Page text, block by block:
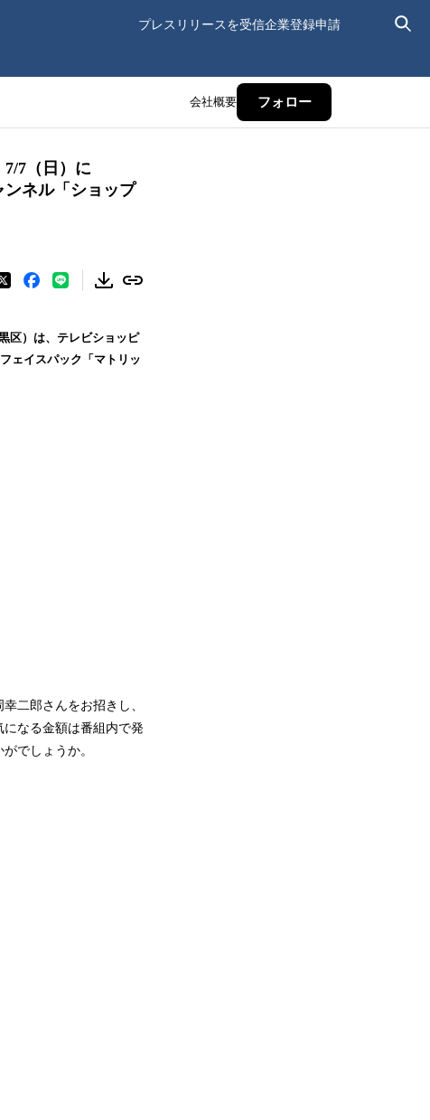
プレスリリースを受信企業登録申請
会社概要 フォロー
7（日）に
ンネル「ショップ
区）は、テレビショッピ
ェイスパック「マトリッ
二郎さんをお招きし、
なる金額は番組内で発
でしょうか。